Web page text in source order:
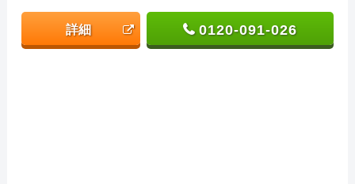
詳細 0120-091-026